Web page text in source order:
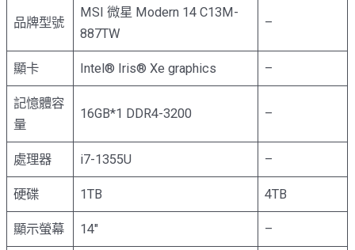
品牌型號
MSI 微星 Modern 14 C13M-
887TW
–
顯卡 Intel® Iris® Xe graphics –
記憶體容
量
16GB*1 DDR4-3200 –
處理器 i7-1355U –
硬碟 1TB 4TB
顯示螢幕 14″ –